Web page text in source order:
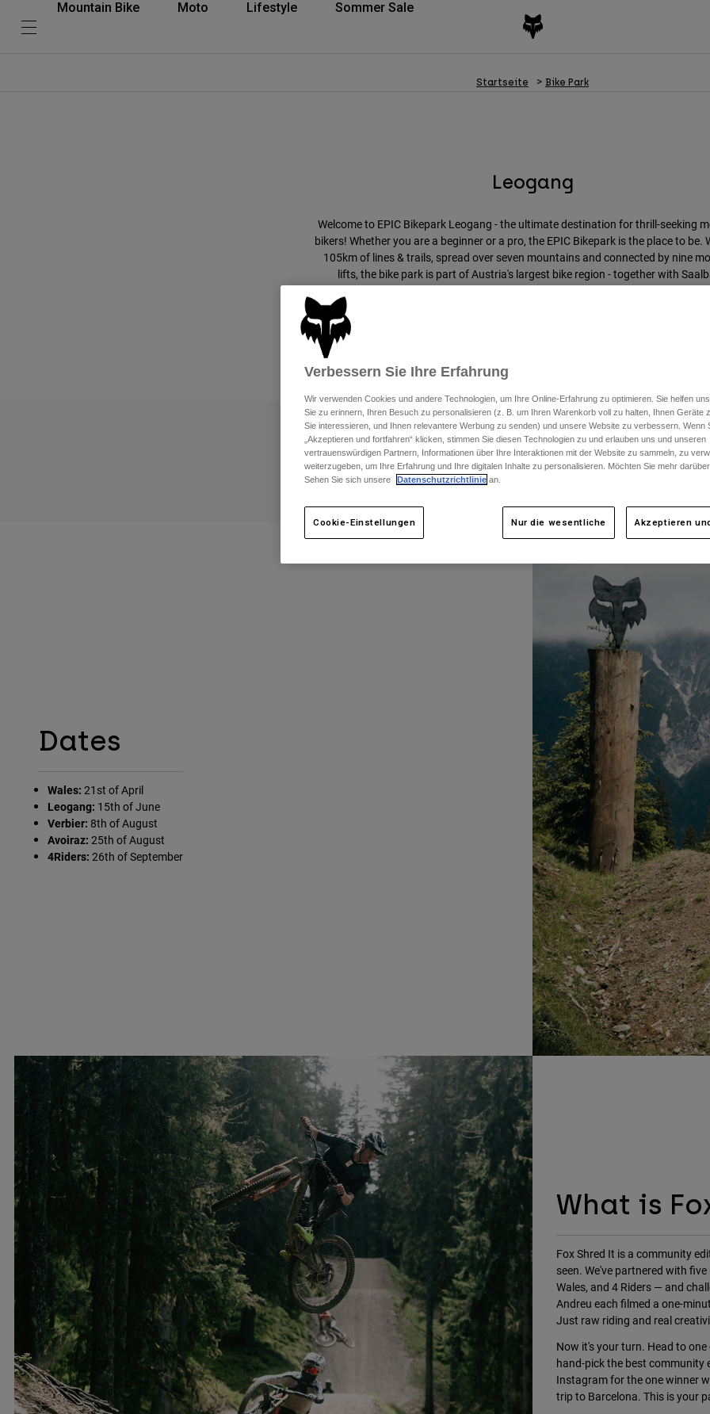
Mountain Bike Moto Lifestyle Sommer Sale
Startseite Bike Park
Leogang
Welcome to EPIC Bikepark Leogang - the ultimate destination for thrill-seeking
bikers! Whether you are a beginner or a pro, the EPIC Bikepark is the place to be.
105km of lines & trails, spread over seven mountains and connected by nine
lifts, the bike park is part of Austria's largest bike region - together with
Hinterglemm and Fieberbrunn.
Hit the Park Dates|Fox Shred It.
Dates
Wales: 21st of April
Leogang: 15th of June
Verbier: 8th of August
Avoiraz: 25th of August
4Riders: 26th of September
What is
Fox Shred It is a community
seen. We've partnered with
Wales, and 4 Riders — and
Andreu each filmed a one-
Just raw riding and real
Now it's your turn. Head to
hand-pick the best
Instagram for the one winner
trip to Barcelona. This is your
Verbessern Sie Ihre Erfahrung
Wir verwenden Cookies und andere Technologien, um Ihre Online-Erfahrung zu optimieren. Sie helfen
Sie zu erinnern, Ihren Besuch zu personalisieren (z. B. um Ihren Warenkorb voll zu halten, Ihnen Geräte
Sie interessieren, und Ihnen relevantere Werbung zu senden) und unsere Website zu verbessern. Wenn
„Akzeptieren und fortfahren“ klicken, stimmen Sie diesen Technologien zu und erlauben uns und unseren
vertrauenswürdigen Partnern, Informationen über Ihre Interaktionen mit der Website zu sammeln, zu
weiterzugeben, um Ihre Erfahrung und Ihre digitalen Inhalte zu personalisieren. Möchten Sie mehr
Sehen Sie sich unsere
Datenschutzrichtlinie an.
Cookie-Einstellungen Nur die wesentliche Akzeptieren